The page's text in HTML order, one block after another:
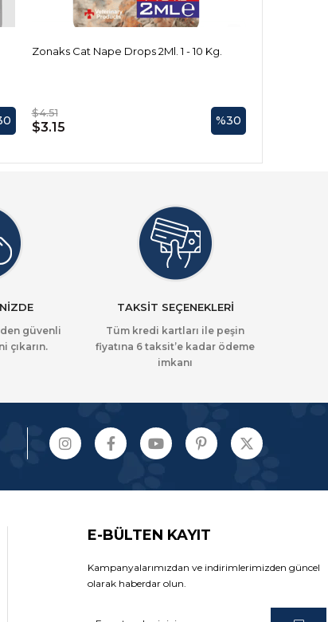
Zonaks Cat Nape Drops 2Ml. 1 - 10 Kg.
$4.51
$3.15 %30
güvenli
çıkarın.
TAKSİT SEÇENEKLERİ
Tüm kredi kartları ile peşin
fiyatına 6 taksit’e kadar ödeme
imkanı
E-BÜLTEN KAYIT
Kampanyalarımızdan ve indirimlerimizden güncel
olarak haberdar olun.